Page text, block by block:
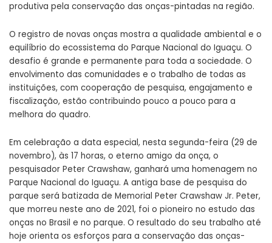
produtiva pela conservação das onças-pintadas na região.
O registro de novas onças mostra a qualidade ambiental e o
equilíbrio do ecossistema do Parque Nacional do Iguaçu. O
desafio é grande e permanente para toda a sociedade. O
envolvimento das comunidades e o trabalho de todas as
instituições, com cooperação de pesquisa, engajamento e
fiscalização, estão contribuindo pouco a pouco para a
melhora do quadro.
Em celebração a data especial, nesta segunda-feira (29 de
novembro), às 17 horas, o eterno amigo da onça, o
pesquisador Peter Crawshaw, ganhará uma homenagem no
Parque Nacional do Iguaçu. A antiga base de pesquisa do
parque será batizada de Memorial Peter Crawshaw Jr. Peter,
que morreu neste ano de 2021, foi o pioneiro no estudo das
onças no Brasil e no parque. O resultado do seu trabalho até
hoje orienta os esforços para a conservação das onças-